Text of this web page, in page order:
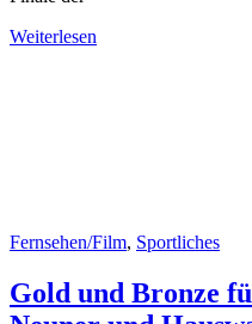
Weiterlesen
Fernsehen/Film, Sportliches
Gold und Bronze